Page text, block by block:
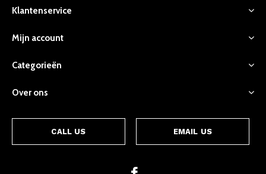
Klantenservice
Mijn account
Categorieën
Over ons
CALL US EMAIL US